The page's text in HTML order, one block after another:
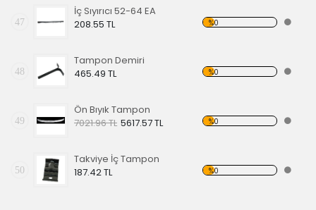
47
İç Sıyırıcı 52-64 EA
208.55 TL
%0
48
Tampon Demiri
465.49 TL
%0
49
Ön Bıyık Tampon
7021.96 TL 5617.57 TL %0
50
Takviye İç Tampon
187.42 TL
%0